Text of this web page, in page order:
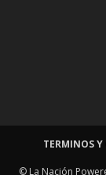
TERMINOS
© La Nación